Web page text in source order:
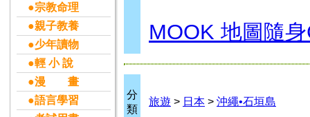
●宗教命理
●親子教養
●少年讀物
●輕 小 說
●漫 畫
●語言學習
MOOK 地圖隨
分
類
旅遊 > 日本 > 沖繩•石垣島